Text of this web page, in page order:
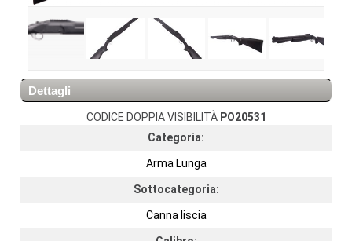
Dettagli
CODICE DOPPIA VISIBILITÀPO20531
Categoria:
Arma Lunga
Sottocategoria:
Canna liscia